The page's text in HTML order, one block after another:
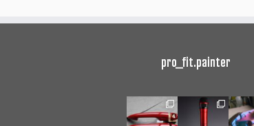
pro_fit.painter